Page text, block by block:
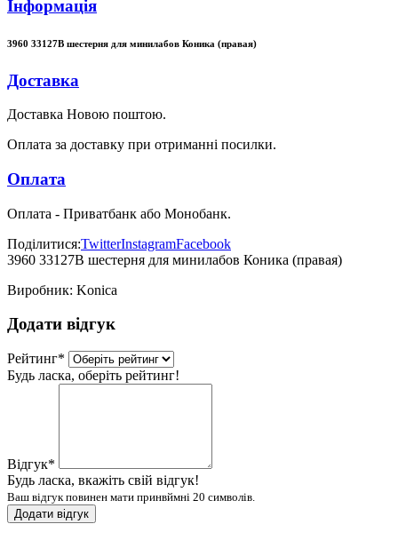
Інформація
3960 33127B шестерня для минилабов Коника (правая)
Доставка
Доставка Новою поштою.
Оплата за доставку при отриманні посилки.
Оплата
Оплата - Приватбанк або Монобанк.
Поділитися:TwitterInstagramFacebook
3960 33127B шестерня для минилабов Коника (правая)
Виробник: Konica
Додати відгук
Рейтинг*
Будь ласка, оберіть рейтинг!
Відгук*
Будь ласка, вкажіть свій відгук!
Ваш відгук повинен мати принвймні 20 символів.
Додати відгук